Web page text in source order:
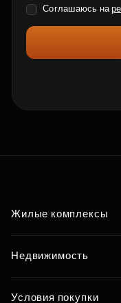
Соглашаюсь на
Жилые комплексы
Недвижимость
Условия покупки